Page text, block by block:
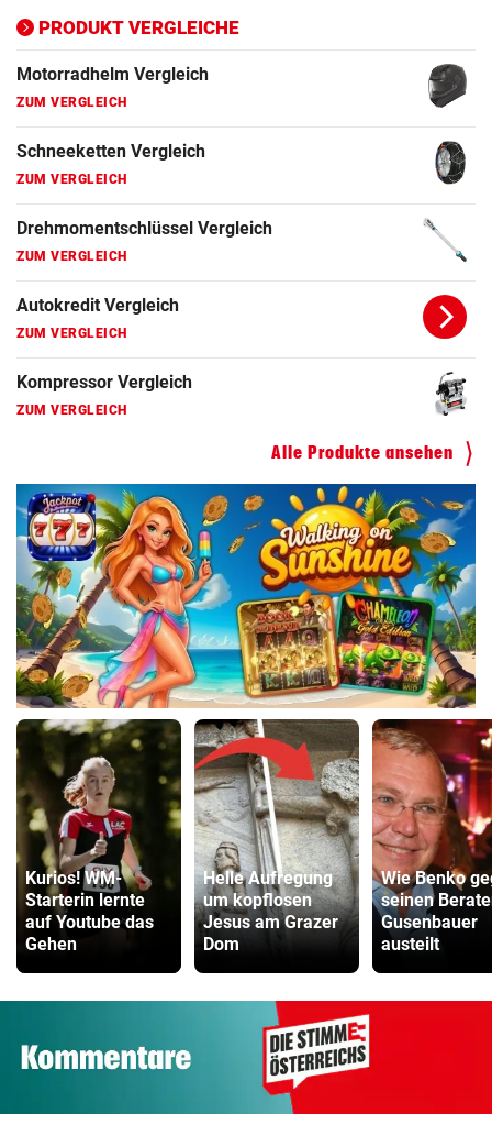
PRODUKT VERGLEICHE
ZUM VERGLEICH
Motorradhelm Vergleich
ZUM VERGLEICH
Schneeketten Vergleich
ZUM VERGLEICH
Drehmomentschlüssel Vergleich
ZUM VERGLEICH
Autokredit Vergleich
ZUM VERGLEICH
Kompressor Vergleich
ZUM VERGLEICH
Alle Produkte ansehen
Kurios! WM-
Starterin lernte
auf Youtube das
Gehen
Helle Aufregung
um kopflosen
Jesus am Grazer
Dom
Wie Benko
seinen
Gusenbauer
austeilt